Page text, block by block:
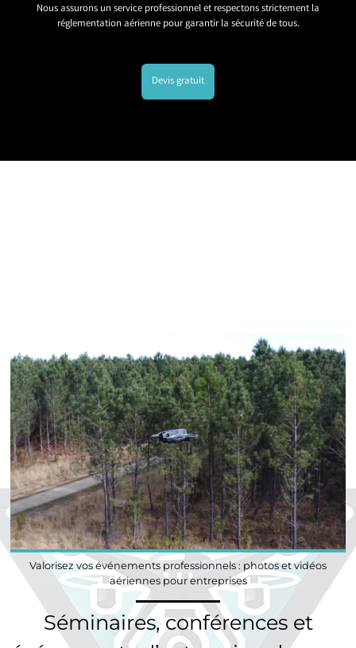
Nous assurons un service professionnel et respectons strictement la
réglementation aérienne pour garantir la sécurité de tous.
Devis gratuit
Valorisez vos événements professionnels : photos et vidéos
aériennes pour entreprises
Séminaires, conférences et